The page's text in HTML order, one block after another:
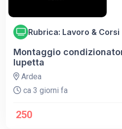
Rubrica: Lavoro & Corsi
Montaggio
lupetta
Ardea
ca 3 giorni fa
250